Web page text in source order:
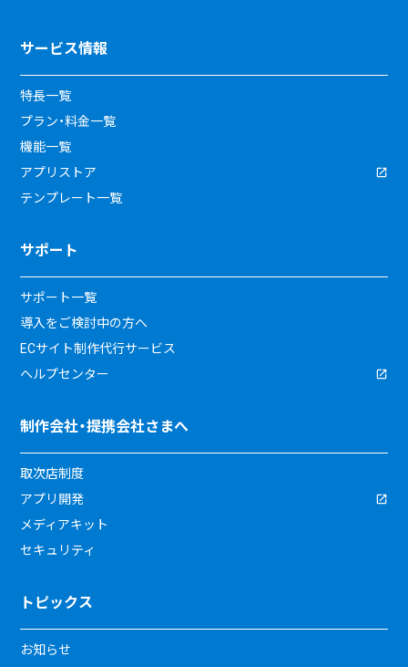
サービス情報
特長一覧
プラン・料金一覧
機能一覧
アプリストア
テンプレート一覧
サポート
サポート一覧
導入をご検討中の方へ
ECサイト制作代行サービス
ヘルプセンター
制作会社・提携会社さまへ
取次店制度
アプリ開発
メディアキット
セキュリティ
トピックス
お知らせ